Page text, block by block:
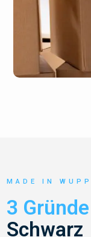
MADE IN
3 Gründe
Schwarz